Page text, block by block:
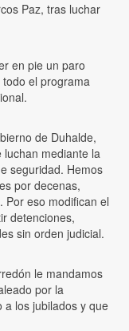
Paz, tras luchar
en pie un paro
el programa
de Duhalde,
luchan mediante la
seguridad. Hemos
por decenas,
Por eso modifican el
detenciones,
sin orden judicial.
le mandamos
por la
a los jubilados y que